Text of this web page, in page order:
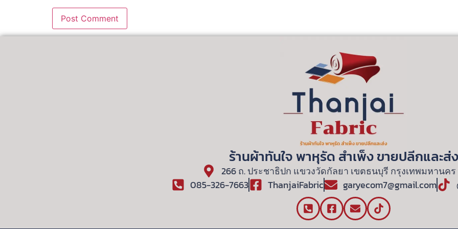
ร้านผ้าทันใจ พาหุรัด สําเพ็ง ขายปลีกและส่ง
266 ถ. ประชาธิปก แขวงวัดกัลยา เขตธนบุรี กรุงเทพมหานคร
085-326-7663
ThanjaiFabric garyecom7@gmail.com